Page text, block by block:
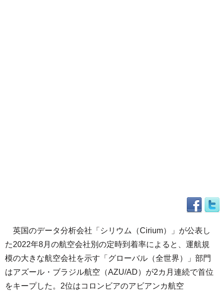
英国のデータ分析会社「シリウム（Cirium）」が公表し
た2022年8月の航空会社別の定時到着率によると、運航規
模の大きな航空会社を示す「グローバル（全世界）」部門
はアズール・ブラジル航空（AZU/AD）が2カ月連続で首位
をキープした。2位はコロンビアのアビアンカ航空